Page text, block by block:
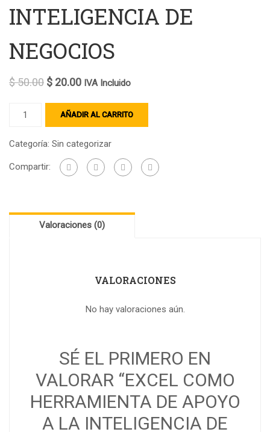
INTELIGENCIA DE
NEGOCIOS
$50.00 $ 20.00 IVA Incluido
AÑADIR AL CARRITO
Categoría: Sin categorizar
Compartir:
Valoraciones (0)
VALORACIONES
No hay valoraciones aún.
SÉ EL PRIMERO EN
VALORAR “EXCEL COMO
HERRAMIENTA DE APOYO
A LA INTELIGENCIA DE